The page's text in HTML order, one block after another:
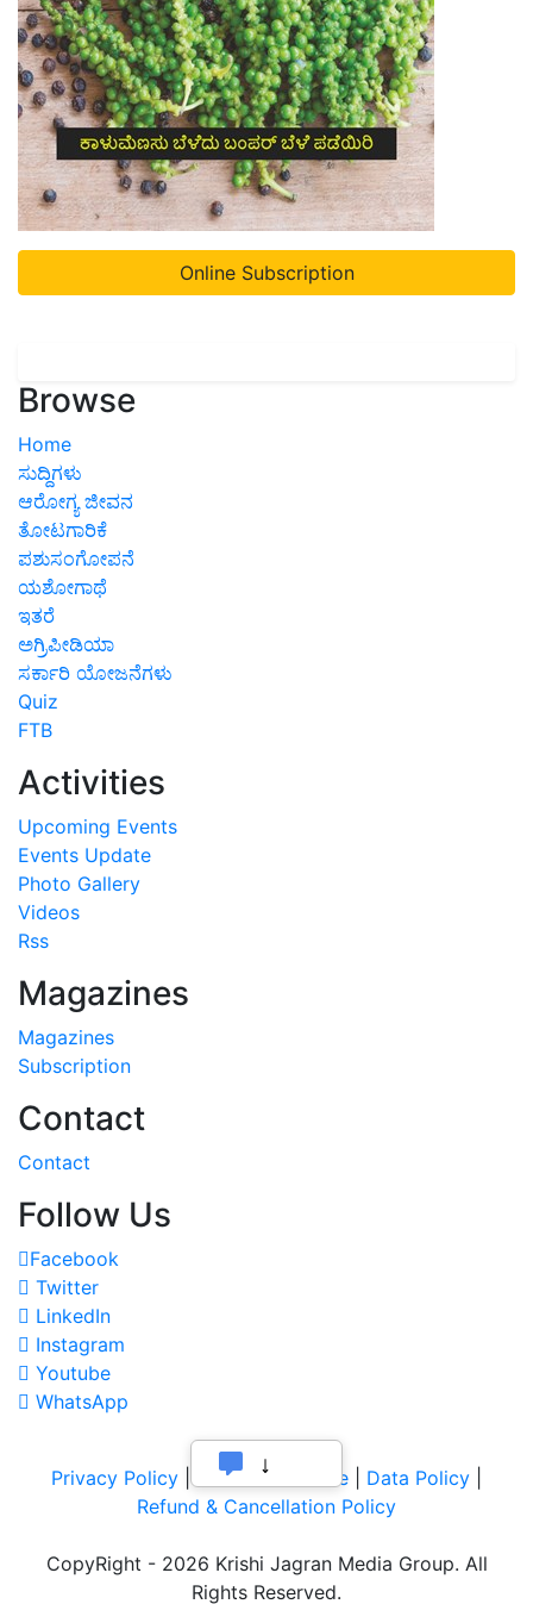
Online Subscription
Browse
Home
ಸುದ್ದಿಗಳು
ಆರೋಗ್ಯ ಜೀವನ
ತೋಟಗಾರಿಕೆ
ಪಶುಸಂಗೋಪನೆ
ಯಶೋಗಾಥೆ
ಇತರೆ
ಅಗ್ರಿಪೀಡಿಯಾ
ಸರ್ಕಾರಿ ಯೋಜನೆಗಳು
Quiz
FTB
Activities
Upcoming Events
Events Update
Photo Gallery
Videos
Rss
Magazines
Magazines
Subscription
Contact
Contact
Follow Us
Facebook
Twitter
LinkedIn
Instagram
Youtube
WhatsApp
Privacy Policy | Terms of Service Data Policy
Refund & Cancellation Policy
CopyRight - 2026 Krishi Jagran Media Group. All
Rights Reserved.